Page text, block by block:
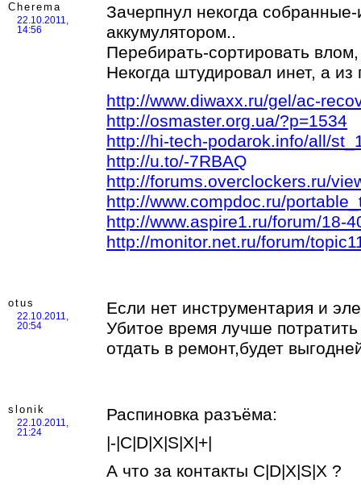
Cherema
22.10.2011,
14:56
Зачерпнул некогда
аккумулятором..
Перебирать-сортировать
Некогда штудировал инет, а
http://www.diwaxx.ru/gel/ac-
http://osmaster.org.ua/?p=1534
http://hi-tech-podarok.info/all/
http://u.to/-7RBAQ
http://forums.overclockers.ru/
http://www.compdoc.ru/
http://www.aspire1.ru/forum/18-
http://monitor.net.ru/forum/
otus
22.10.2011,
20:54
Если нет инструментария и
Убитое время лучше
отдать в ремонт,будет
slonik
22.10.2011,
21:24
Распиновка разъёма:
|-|C|D|X|S|X|+|
А что за контакты C|D|X|S|X ?